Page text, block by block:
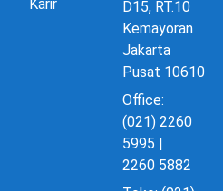
Karir
D15, RT.10
Kemayoran
Jakarta
Pusat 10610
Office:
(021) 2260
5995 |
2260 5882